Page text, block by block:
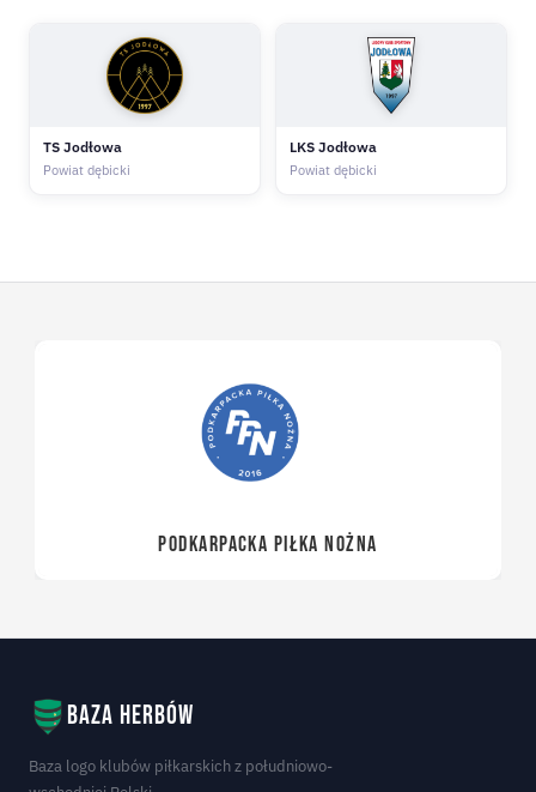
TS Jodłowa
Powiat dębicki
LKS Jodłowa
Powiat dębicki
PODKARPACKA PIŁKA NOŻNA
Baza herbów
Baza logo klubów piłkarskich z południowo-